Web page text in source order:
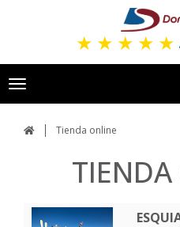
★ ★ ★ ★ ★
Toggle
navigation
Tienda online